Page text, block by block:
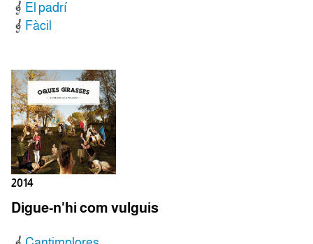
El padrí
Fàcil
2014
Digue-n'hi com vulguis